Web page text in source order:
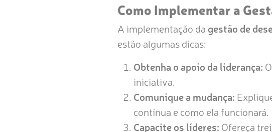
Como Implementar a
A implementação da gestão de
estão algumas dicas:
Obtenha o apoio da liderança:
iniciativa.
Comunique a mudança:
contínua e como ela funcionará.
Capacite os líderes: Ofereça